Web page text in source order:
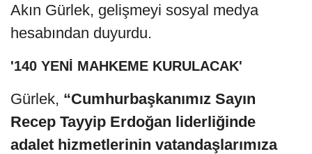
Akın Gürlek, gelişmeyi sosyal medya
hesabından duyurdu.
'140 YENİ MAHKEME KURULACAK'
Gürlek, “Cumhurbaşkanımız Sayın
Recep Tayyip Erdoğan liderliğinde
adalet hizmetlerinin vatandaşlarımıza